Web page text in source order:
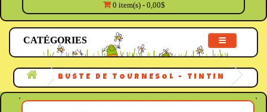
0 item(s) - 0,00$
CATÉGORIES
BUSTE DE TOURNESOL - TINTIN